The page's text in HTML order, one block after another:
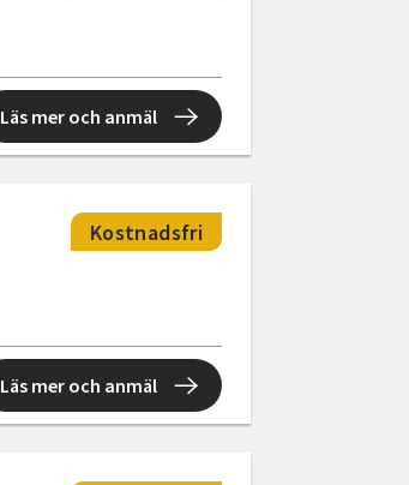
Läs mer och anmäl
Kostnadsfri
Läs mer och anmäl